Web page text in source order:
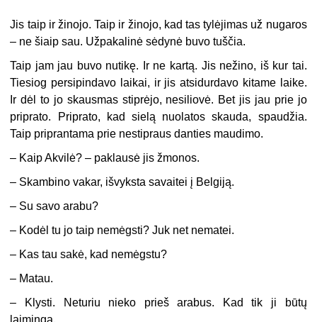
Jis taip ir žinojo. Taip ir žinojo, kad tas tylėjimas už nugaros
– ne šiaip sau. Užpakalinė sėdynė buvo tuščia.
Taip jam jau buvo nutikę. Ir ne kartą. Jis nežino, iš kur tai.
Tiesiog persipindavo laikai, ir jis atsidurdavo kitame laike.
Ir dėl to jo skausmas stiprėjo, nesiliovė. Bet jis jau prie jo
priprato. Priprato, kad sielą nuolatos skauda, spaudžia.
Taip priprantama prie nestipraus danties maudimo.
– Kaip Akvilė? – paklausė jis žmonos.
– Skambino vakar, išvyksta savaitei į Belgiją.
– Su savo arabu?
– Kodėl tu jo taip nemėgsti? Juk net nematei.
– Kas tau sakė, kad nemėgstu?
– Matau.
–
Klysti. Neturiu nieko prieš arabus. Kad tik ji būtų
laiminga.